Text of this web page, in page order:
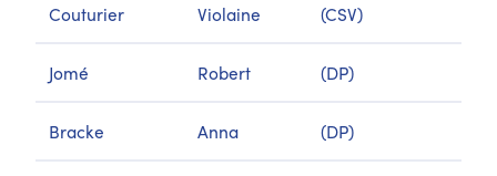
Couturier Violaine (CSV)
Jomé Robert (DP)
Bracke Anna (DP)